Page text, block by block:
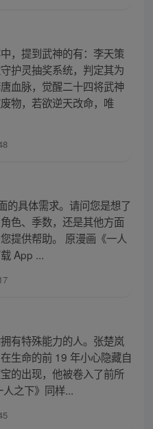
，提到武神的有：李天策
护灵抽奖系统，判定其为
血脉，觉醒二十四将武神
物，若欲逆天改命，唯
的具体需求。请问您是想了
色、季数，还是其他方面
提供帮助。 原漫画《一人
App ...
有特殊能力的人。张楚岚
生命的前 19 年小心隐藏自
的出现，他被卷入了前所
之下》同样...